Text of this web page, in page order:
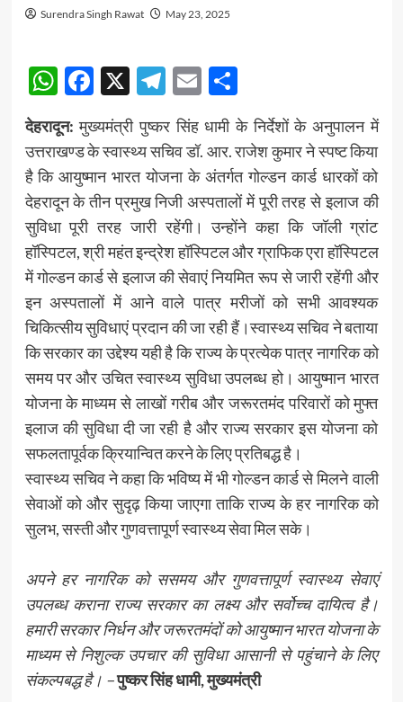
Surendra Singh Rawat May 23, 2025
WhatsApp
Facebook
X Telegram
EmailShare
देहरादून: मुख्यमंत्री पुष्कर सिंह धामी के निर्देशों के अनुपालन में
उत्तराखण्ड के स्वास्थ्य सचिव डॉ. आर. राजेश कुमार ने स्पष्ट किया
है कि आयुष्मान भारत योजना के अंतर्गत गोल्डन कार्ड धारकों को
देहरादून के तीन प्रमुख निजी अस्पतालों में पूरी तरह से इलाज की
सुविधा पूरी तरह जारी रहेंगी। उन्होंने कहा कि जॉली ग्रांट
हॉस्पिटल, श्री महंत इन्द्रेश हॉस्पिटल और ग्राफिक एरा हॉस्पिटल
में गोल्डन कार्ड से इलाज की सेवाएं नियमित रूप से जारी रहेंगी और
इन अस्पतालों में आने वाले पात्र मरीजों को सभी आवश्यक
चिकित्सीय सुविधाएं प्रदान की जा रही हैं।स्वास्थ्य सचिव ने बताया
कि सरकार का उद्देश्य यही है कि राज्य के प्रत्येक पात्र नागरिक को
समय पर और उचित स्वास्थ्य सुविधा उपलब्ध हो। आयुष्मान भारत
योजना के माध्यम से लाखों गरीब और जरूरतमंद परिवारों को मुफ्त
इलाज की सुविधा दी जा रही है और राज्य सरकार इस योजना को
सफलतापूर्वक क्रियान्वित करने के लिए प्रतिबद्ध है।
स्वास्थ्य सचिव ने कहा कि भविष्य में भी गोल्डन कार्ड से मिलने वाली
सेवाओं को और सुदृढ़ किया जाएगा ताकि राज्य के हर नागरिक को
सुलभ, सस्ती और गुणवत्तापूर्ण स्वास्थ्य सेवा मिल सके।
अपने हर नागरिक को ससमय और गुणवत्तापूर्ण स्वास्थ्य सेवाएं
उपलब्ध कराना राज्य सरकार का लक्ष्य और सर्वोच्च दायित्व है।
हमारी सरकार निर्धन और जरूरतमंदों को आयुष्मान भारत योजना के
माध्यम से निशुल्क उपचार की सुविधा आसानी से पहुंचाने के लिए
संकल्पबद्ध है। –पुष्कर सिंह धामी, मुख्यमंत्री